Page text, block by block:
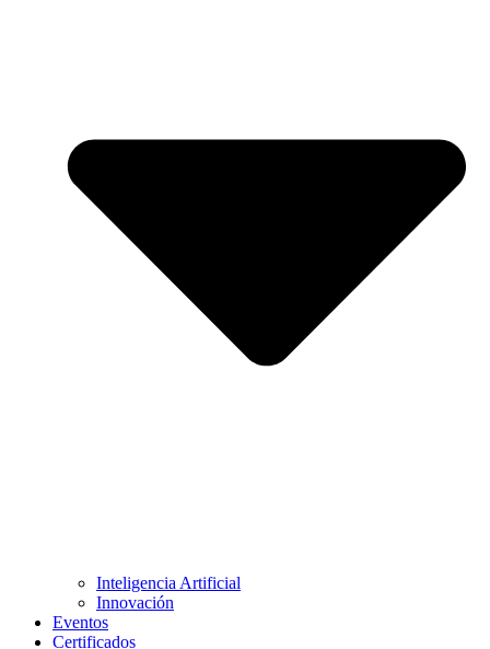
Inteligencia Artificial
Innovación
Eventos
Certificados